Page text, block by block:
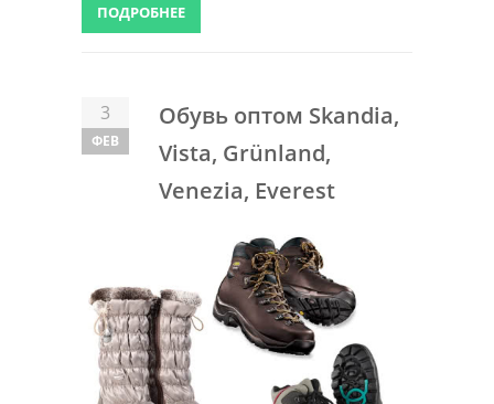
ПОДРОБНЕЕ
3
ФЕВ
Обувь оптом Skandia,
Vista, Grünland,
Venezia, Everest